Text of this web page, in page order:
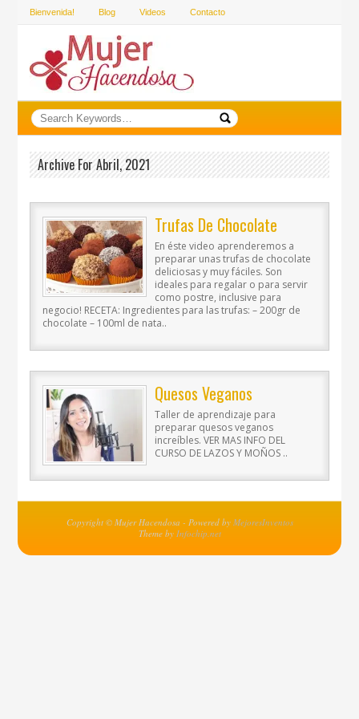
Bienvenida! Blog Videos Contacto
Archive For Abril, 2021
Trufas De Chocolate
En éste video aprenderemos a
preparar unas trufas de chocolate
deliciosas y muy fáciles. Son
ideales para regalar o para servir
como postre, inclusive para
negocio! RECETA: Ingredientes para las trufas: – 200gr de
chocolate – 100ml de nata..
Quesos Veganos
Taller de aprendizaje para
preparar quesos veganos
increíbles. VER MAS INFO DEL
CURSO DE LAZOS Y MOÑOS ..
Copyright © Mujer Hacendosa - Powered by MejoresInventos
Theme by Infochip.net